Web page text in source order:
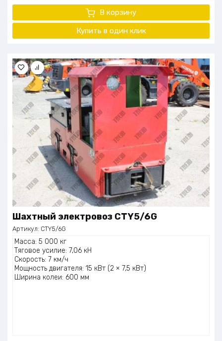
В корзину
Купить в один клик
Шахтный электровоз CTY5/6G
Артикул: CTY5/6G
Масса: 5 000 кг
Тяговое усилие: 7,06 кН
Скорость: 7 км/ч
Мощность двигателя: 15 кВт (2 × 7,5 кВт)
Ширина колеи: 600 мм